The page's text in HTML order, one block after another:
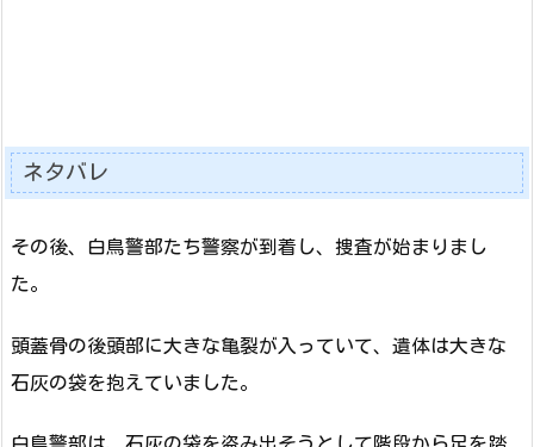
ネタバレ
その後、白鳥警部たち警察が到着し、捜査が始まりまし
た。
頭蓋骨の後頭部に大きな亀裂が入っていて、遺体は大きな
石灰の袋を抱えていました。